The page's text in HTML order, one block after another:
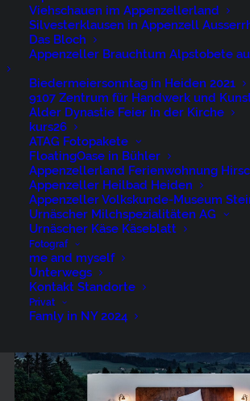
Viehschauen im Appenzellerland
Silvesterklausen in Appenzell
Das Bloch
Appenzeller Brauchtum Alpstobete
Biedermeiersonntag in Heiden 2021
9107 Zentrum für Handwerk und
Alder Dynastie Feier in der Kirche
kurs26
ATAG Fotopakete
FloatingOase in Bühler
Appenzellerland Ferienwohnung
Appenzeller Heilbad Heiden
Appenzeller Volkskunde-Museum
Urnäscher Milchspezialitäten AG
Urnäscher Käse Käseblatt
Fotograf
me and myself
Unterwegs
Kontakt Standorte
Privat
Famly in NY 2024